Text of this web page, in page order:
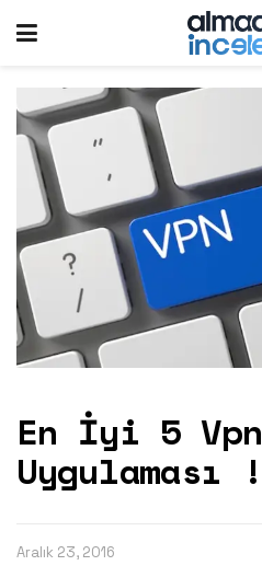
En İyi 5 Vpn
Uygulaması !
Aralık 23, 2016